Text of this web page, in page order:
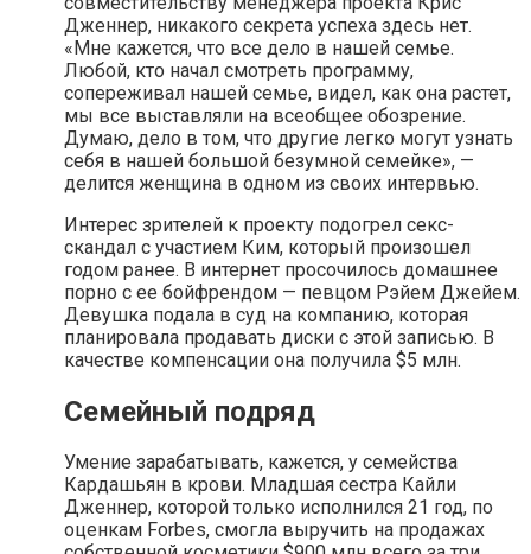
Дженнер, никакого секрета успеха здесь нет.
«Мне кажется, что все дело в нашей семье.
Любой, кто начал смотреть программу,
сопереживал нашей семье, видел, как она растет,
мы все выставляли на всеобщее обозрение.
Думаю, дело в том, что другие легко могут узнать
себя в нашей большой безумной семейке», —
делится женщина в одном из своих интервью.
Интерес зрителей к проекту подогрел секс-
скандал с участием Ким, который произошел
годом ранее. В интернет просочилось домашнее
порно с ее бойфрендом — певцом Рэйем Джейем.
Девушка подала в суд на компанию, которая
планировала продавать диски с этой записью. В
качестве компенсации она получила $5 млн.
Семейный подряд
Умение зарабатывать, кажется, у семейства
Кардашьян в крови. Младшая сестра Кайли
Дженнер, которой только исполнился 21 год, по
оценкам Forbes, смогла выручить на продажах